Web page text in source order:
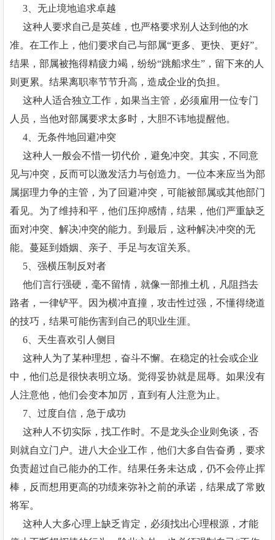
3、无止境地追求卓越
这种人要求自己是英雄，也严格要求别人达到他的水
准。在工作上，他们要求自己与部属“更多、更快、更好”。
结果，部属被拖得精疲力竭，纷纷“跳船求生”，留下来的人
则更累。结果离职率节节升高，造成企业的负担。
这种人适合独立工作，如果当主管，必须雇用一位专门
人员，当他对部属要求太多时，大胆不讳地提醒他。
4、无条件地回避冲突
这种人一般会不惜一切代价，避免冲突。其实，不同意
见与冲突，反而可以激发活力与创造力。一位本来应当为部
属据理力争的主管，为了回避冲突，可能被部属或其他部门
看见。为了维持和平，他们压抑感情，结果，他们严重缺乏
面对冲突、解决冲突的能力。到最后，这种解决冲突的无
能。蔓延到婚姻、亲子、手足与友谊关系。
5、强横压制反对者
他们言行强硬，毫不留情，就像一部推土机，凡阻挡去
路者，一律铲平。因为横冲直撞，攻击性过强，不懂得绕道
的技巧，结果可能伤害到自己的职业生涯。
6、天生喜欢引人侧目
这种人为了某种理想，奋斗不懈。在稳定的社会或企业
中，他们总是很快表明立场。觉得妥协就是屈辱。如果没有
人注意他，他们会变本加厉，直到有人注意为止。
7、过度自信，急于成功
这种人不切实际，找工作时。不是龙头企业则免谈，否
则就自立门户。进八大企业工作，他们大多自告奋勇，要求
负责超过自己能办的工作。结果任务未达成，仍不会停止挥
棒，反而想用更高的功绩来弥补之前的承诺，结果成了常败
将军。
这种人大多心理上缺乏肯定，必须找出心理根源，才能